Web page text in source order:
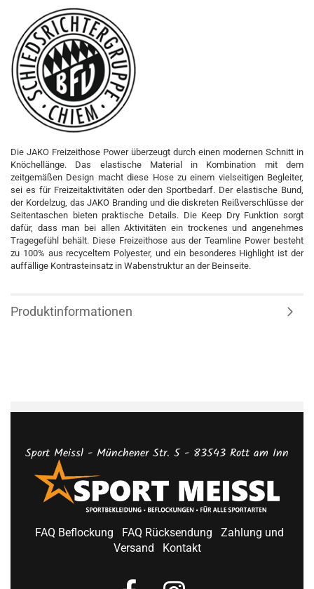
Die JAKO Freizeithose Power überzeugt durch einen modernen Schnitt in
Knöchellänge. Das elastische Material in Kombination mit dem
zeitgemäßen Design macht diese Hose zu einem vielseitigen Begleiter,
sei es für Freizeitaktivitäten oder den Sportbedarf. Der elastische Bund,
der Kordelzug, das JAKO Branding und die diskreten Reißverschlüsse der
Seitentaschen bieten praktische Details. Die Keep Dry Funktion sorgt
dafür, dass man bei allen Aktivitäten ein trockenes und angenehmes
Tragegefühl behält. Diese Freizeithose aus der Teamline Power besteht
zu 100% aus recyceltem Polyester, und ein besonderes Highlight ist der
auffällige Kontrasteinsatz in Wabenstruktur an der Beinseite.
Produktinformationen
Sport Meissl - Münchener Str. 5 - 83543 Rott am Inn
FAQ Beflockung FAQ Rücksendung
Zahlung und
Versand
Kontakt